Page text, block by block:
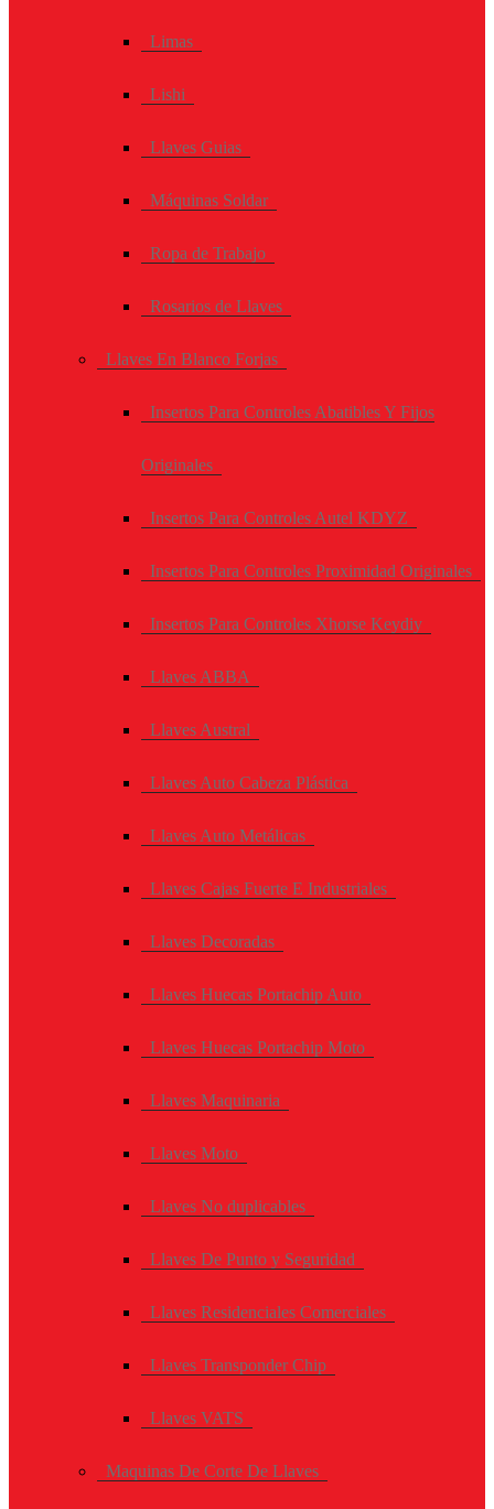
Limas
Lishi
Llaves Guias
Máquinas Soldar
Ropa de Trabajo
Rosarios de Llaves
Llaves En Blanco Forjas
Insertos Para Controles Abatibles Y Fijos
Originales
Insertos Para Controles Autel KDYZ
Insertos Para Controles Proximidad Originales
Insertos Para Controles Xhorse Keydiy
Llaves ABBA
Llaves Austral
Llaves Auto Cabeza Plástica
Llaves Auto Metálicas
Llaves Cajas Fuerte E Industriales
Llaves Decoradas
Llaves Huecas Portachip Auto
Llaves Huecas Portachip Moto
Llaves Maquinaria
Llaves Moto
Llaves No duplicables
Llaves De Punto y Seguridad
Llaves Residenciales Comerciales
Llaves Transponder Chip
Llaves VATS
Maquinas De Corte De Llaves